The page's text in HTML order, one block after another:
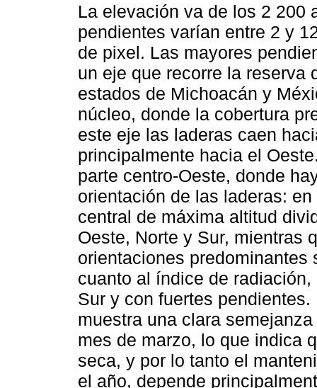
La elevación va de los 2 200
pendientes varían entre 2 y
de pixel. Las mayores
un eje que recorre la reserva
estados de Michoacán y
núcleo, donde la cobertura
este eje las laderas caen
principalmente hacia el
parte centro-Oeste, donde
orientación de las laderas:
central de máxima altitud
Oeste, Norte y Sur, mientras
orientaciones predominantes
cuanto al índice de
Sur y con fuertes
muestra una clara
mes de marzo, lo que indica
seca, y por lo tanto el
el año, depende